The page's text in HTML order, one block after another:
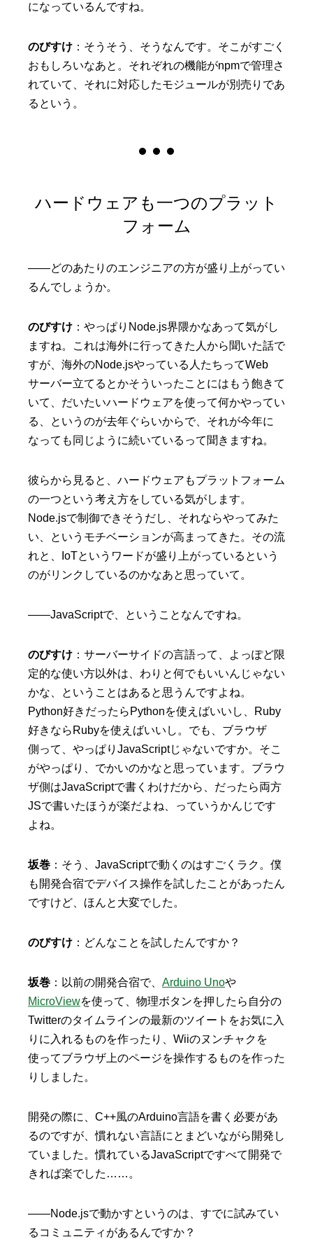
になっているんですね。
のびすけ ：そうそう、そうなんです。そこがすごく
おもしろいなあと。それぞれの機能がnpmで管理さ
れていて、それに対応したモジュールが別売りであ
るという。
ハードウェアも一つのプラット
フォーム
——どのあたりのエンジニアの方が盛り上がってい
るんでしょうか。
のびすけ ：やっぱりNode.js界隈かなあって気がし
ますね。これは海外に行ってきた人から聞いた話で
すが、海外のNode.jsやっている人たちってWeb
サーバー立てるとかそういったことにはもう飽きて
いて、だいたいハードウェアを使って何かやってい
る、というのが去年ぐらいからで、それが今年に
なっても同じように続いているって聞きますね。
彼らから見ると、ハードウェアもプラットフォーム
の一つという考え方をしている気がします。
Node.jsで制御できそうだし、それならやってみた
い、というモチベーションが高まってきた。その流
れと、IoTというワードが盛り上がっているという
のがリンクしているのかなあと思っていて。
——JavaScriptで、ということなんですね。
のびすけ ：サーバーサイドの言語って、よっぽど限
定的な使い方以外は、わりと何でもいいんじゃない
かな、ということはあると思うんですよね。
Python好きだったらPythonを使えばいいし、Ruby
好きならRubyを使えばいいし。でも、ブラウザ
側って、やっぱりJavaScriptじゃないですか。そこ
がやっぱり、でかいのかなと思っています。ブラウ
ザ側はJavaScriptで書くわけだから、だったら両方
JSで書いたほうが楽だよね、っていうかんじです
よね。
坂巻 ：そう、JavaScriptで動くのはすごくラク。僕
も開発合宿でデバイス操作を試したことがあったん
ですけど、ほんと大変でした。
のびすけ ：どんなことを試したんですか？
坂巻 ：以前の開発合宿で、 Arduino Unoや
MicroViewを使って、物理ボタンを押したら自分の
Twitterのタイムラインの最新のツイートをお気に入
りに入れるものを作ったり、Wiiのヌンチャクを
使ってブラウザ上のページを操作するものを作った
りしました。
開発の際に、C++風のArduino言語を書く必要があ
るのですが、慣れない言語にとまどいながら開発し
ていました。慣れているJavaScriptですべて開発で
きれば楽でした……。
——Node.jsで動かすというのは、すでに試みてい
るコミュニティがあるんですか？